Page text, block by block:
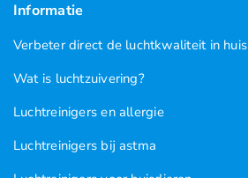
Informatie
Verbeter direct de luchtkwaliteit in huis
Wat is luchtzuivering?
Luchtreinigers en allergie
Luchtreinigers bij astma